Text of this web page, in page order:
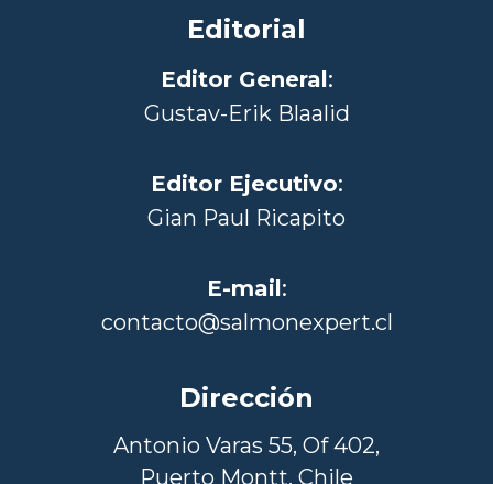
Editorial
Editor General:
Gustav-Erik Blaalid
Editor Ejecutivo:
Gian Paul Ricapito
E-mail:
contacto@salmonexpert.cl
Dirección
Antonio Varas 55, Of 402,
Puerto Montt, Chile